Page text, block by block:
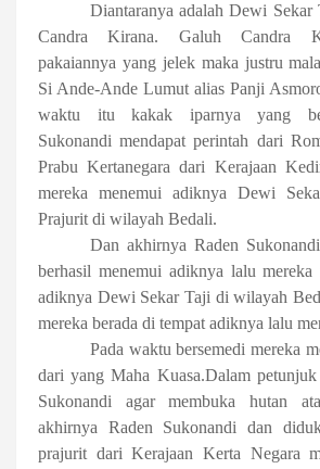
Diantaranya adalah Dewi Sekar
Candra Kirana. Galuh Candra
pakaiannya yang jelek maka justru
Si Ande-Ande Lumut alias Panji
waktu itu kakak iparnya yang
Sukonandi mendapat perintah dari
Prabu Kertanegara dari Kerajaan
mereka menemui adiknya Dewi
Prajurit di wilayah Bedali.
Dan akhirnya Raden
berhasil menemui adiknya lalu mereka
adiknya Dewi Sekar Taji di wilayah
mereka berada di tempat adiknya lalu
Pada waktu bersemedi mereka
dari yang Maha Kuasa.Dalam petunjuk
Sukonandi agar membuka hutan
akhirnya Raden Sukonandi dan
prajurit dari Kerajaan Kerta Negara